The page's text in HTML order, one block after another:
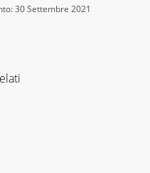
30 Settembre 2021